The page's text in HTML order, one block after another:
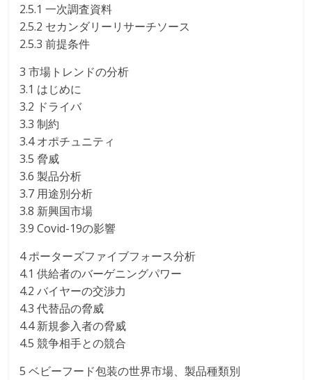
2.5.1 一次調査資料
2.5.2 セカンダリーリサーチソース
2.5.3 前提条件
3 市場トレンドの分析
3.1 はじめに
3.2 ドライバ
3.3 制約
3.4 オポチュニティ
3.5 脅威
3.6 製品分析
3.7 用途別分析
3.8 新興国市場
3.9 Covid-19の影響
4 ポーターズファイブフォース分析
4.1 供給者のバーゲニングパワー
4.2 バイヤーの交渉力
4.3 代替品の脅威
4.4 新規参入者の脅威
4.5 競争相手との競合
5 ベビーフード包装の世界市場、製品種類別